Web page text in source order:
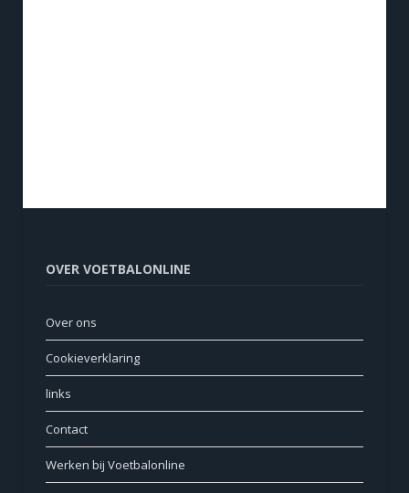
OVER VOETBALONLINE
Over ons
Cookieverklaring
links
Contact
Werken bij Voetbalonline